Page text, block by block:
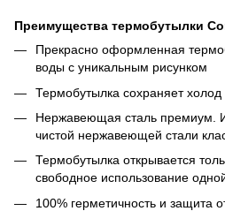
Преимущества термобутылки
Прекрасно оформленная
воды с уникальным рисунком
Термобутылка сохраняет холод
Нержавеющая сталь премиум.
чистой нержавеющей стали
Термобутылка открывается
свободное использование
100% герметичность и защита